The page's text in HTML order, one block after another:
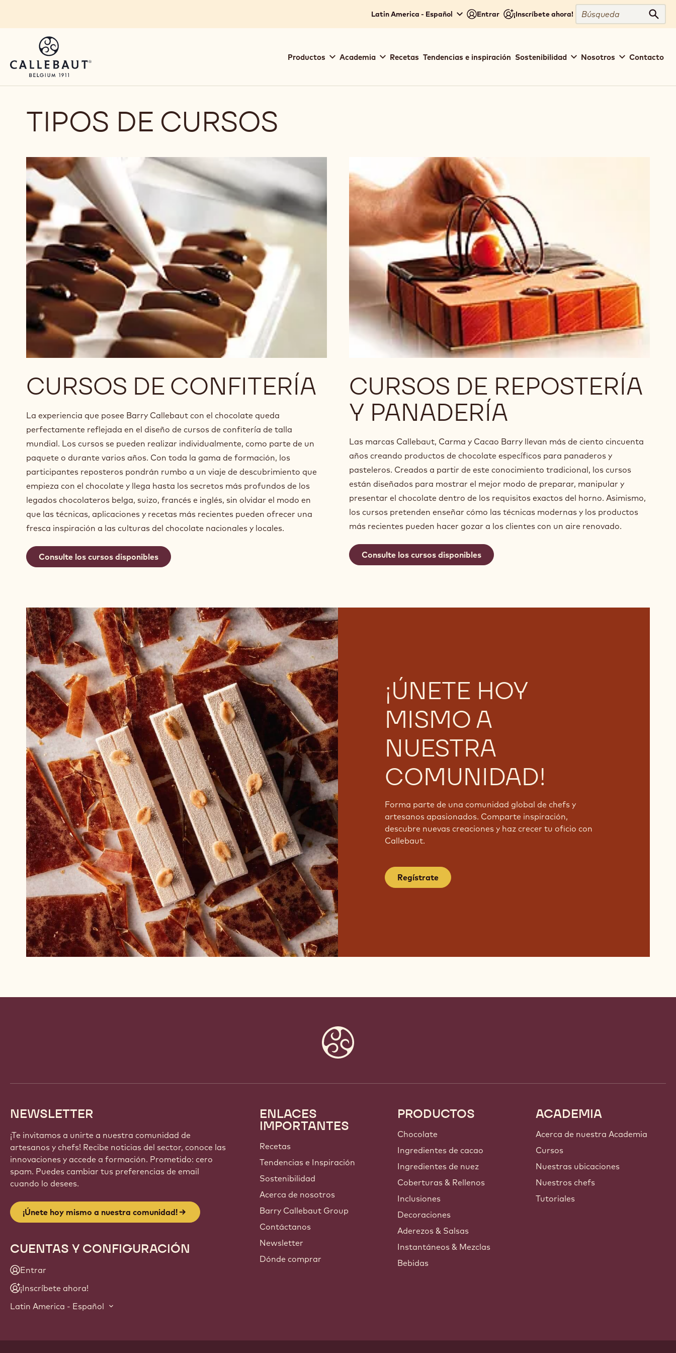
Latin America - Español Entrar ¡Inscríbete ahora!
Búsqueda
navigation
Productos Academia Recetas Tendencias e inspiración Sostenibilidad Nosotros Contacto
TIPOS DE CURSOS
CURSOS DE CONFITERÍA
La experiencia que posee Barry Callebaut con el chocolate queda
perfectamente reflejada en el diseño de cursos de confitería de talla
mundial. Los cursos se pueden realizar individualmente, como parte de un
paquete o durante varios años. Con toda la gama de formación, los
participantes reposteros pondrán rumbo a un viaje de descubrimiento que
empieza con el chocolate y llega hasta los secretos más profundos de los
legados chocolateros belga, suizo, francés e inglés, sin olvidar el modo en
que las técnicas, aplicaciones y recetas más recientes pueden ofrecer una
fresca inspiración a las culturas del chocolate nacionales y locales.
Consulte los cursos disponibles
CURSOS DE REPOSTERÍA
Y PANADERÍA
Las marcas Callebaut, Carma y Cacao Barry llevan más de ciento cincuenta
años creando productos de chocolate específicos para panaderos y
pasteleros. Creados a partir de este conocimiento tradicional, los cursos
están diseñados para mostrar el mejor modo de preparar, manipular y
presentar el chocolate dentro de los requisitos exactos del horno. Asimismo,
los cursos pretenden enseñar cómo las técnicas modernas y los productos
más recientes pueden hacer gozar a los clientes con un aire renovado.
Consulte los cursos disponibles
¡ÚNETE HOY
MISMO A
NUESTRA
COMUNIDAD!
Forma parte de una comunidad global de chefs y
artesanos apasionados. Comparte inspiración,
descubre nuevas creaciones y haz crecer tu oficio con
Callebaut.
Regístrate
NEWSLETTER
¡Te invitamos a unirte a nuestra comunidad de
artesanos y chefs! Recibe noticias del sector, conoce las
innovaciones y accede a formación. Prometido: cero
spam. Puedes cambiar tus preferencias de email
cuando lo desees.
¡Únete hoy mismo a nuestra comunidad!
CUENTAS Y CONFIGURACIÓN
Entrar
¡Inscríbete ahora!
Latin America - Español
Footer
Callebaut
ENLACES
IMPORTANTES
Recetas
Tendencias e Inspiración
Sostenibilidad
Acerca de nosotros
Barry Callebaut Group
Contáctanos
Newsletter
Dónde comprar
PRODUCTOS
Chocolate
Ingredientes de cacao
Ingredientes de nuez
Coberturas & Rellenos
Inclusiones
Decoraciones
Aderezos & Salsas
Instantáneos & Mezclas
Bebidas
ACADEMIA
Acerca de nuestra Academia
Cursos
Nuestras ubicaciones
Nuestros chefs
Tutoriales